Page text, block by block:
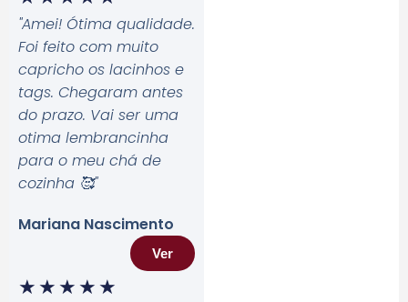
"Amei! Ótima qualidade.
Foi feito com muito
capricho os lacinhos e
tags. Chegaram antes
do prazo. Vai ser uma
otima lembrancinha
para o meu chá de
cozinha 🥰"
Mariana Nascimento
Ver
★ ★ ★ ★ ★